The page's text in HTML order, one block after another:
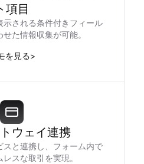
項目
示される条件付きフィール
た情報収集が可能。
を見る>
ウェイ連携
スと連携し、フォーム内で
スな取引を実現。